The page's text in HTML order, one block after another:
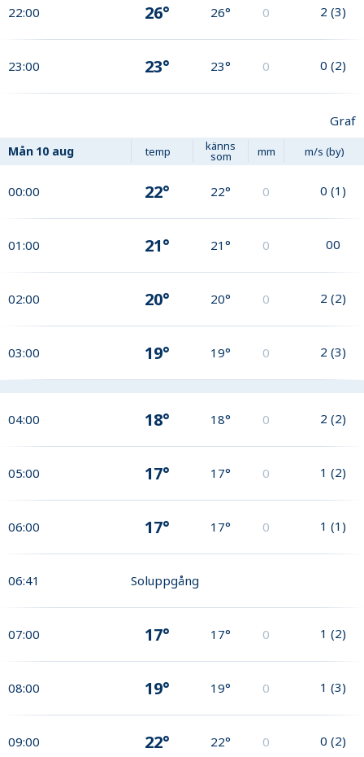
22:00 26° 26° 0 2 (3)
23:00 23° 23° 0 0 (2)
Graf
Mån 10 aug temp känns
som mm m/s (by)
00:00 22° 22° 0 0 (1)
01:00 21° 21° 0 00
02:00 20° 20° 0 2 (2)
03:00 19° 19° 0 2 (3)
04:00 18° 18° 0 2 (2)
05:00 17° 17° 0 1 (2)
06:00 17° 17° 0 1 (1)
06:41 Soluppgång
07:00 17° 17° 0 1 (2)
08:00 19° 19° 0 1 (3)
09:00 22° 22° 0 0 (2)